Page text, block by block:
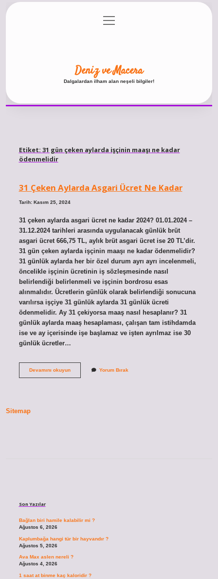
Gizlilik Politikası
menüyü
aç
Deniz ve Macera
Dalgalardan ilham alan neşeli bilgiler!
Etiket: 31 gün çeken aylarda işçinin maaşı ne kadar
ödenmelidir
31 Çeken Aylarda Asgari Ücret Ne Kadar
Tarih: Kasım 25, 2024
31 çeken aylarda asgari ücret ne kadar 2024? 01.01.2024 –
31.12.2024 tarihleri ​​arasında uygulanacak günlük brüt
asgari ücret 666,75 TL, aylık brüt asgari ücret ise 20 TL’dir.
31 gün çeken aylarda işçinin maaşı ne kadar ödenmelidir?
31 günlük aylarda her bir özel durum ayrı ayrı incelenmeli,
öncelikle işçinin ücretinin iş sözleşmesinde nasıl
belirlendiği belirlenmeli ve işçinin bordrosu esas
alınmalıdır. Ücretlerin günlük olarak belirlendiği sonucuna
varılırsa işçiye 31 günlük aylarda 31 günlük ücreti
ödenmelidir. Ay 31 çekiyorsa maaş nasıl hesaplanır? 31
günlük aylarda maaş hesaplaması, çalışan tam istihdamda
ise ve ay içerisinde işe başlamaz ve işten ayrılmaz ise 30
günlük ücretler…
Devamını okuyun31
Yorum Bırak
Sitemap
Son Yazılar
Bağlan biri hamile kalabilir mi ?
Ağustos 6, 2026
Kaplumbağa hangi tür bir hayvandır ?
Ağustos 5, 2026
Ava Max aslen nereli ?
Ağustos 4, 2026
1 saat at binme kaç kaloridir ?